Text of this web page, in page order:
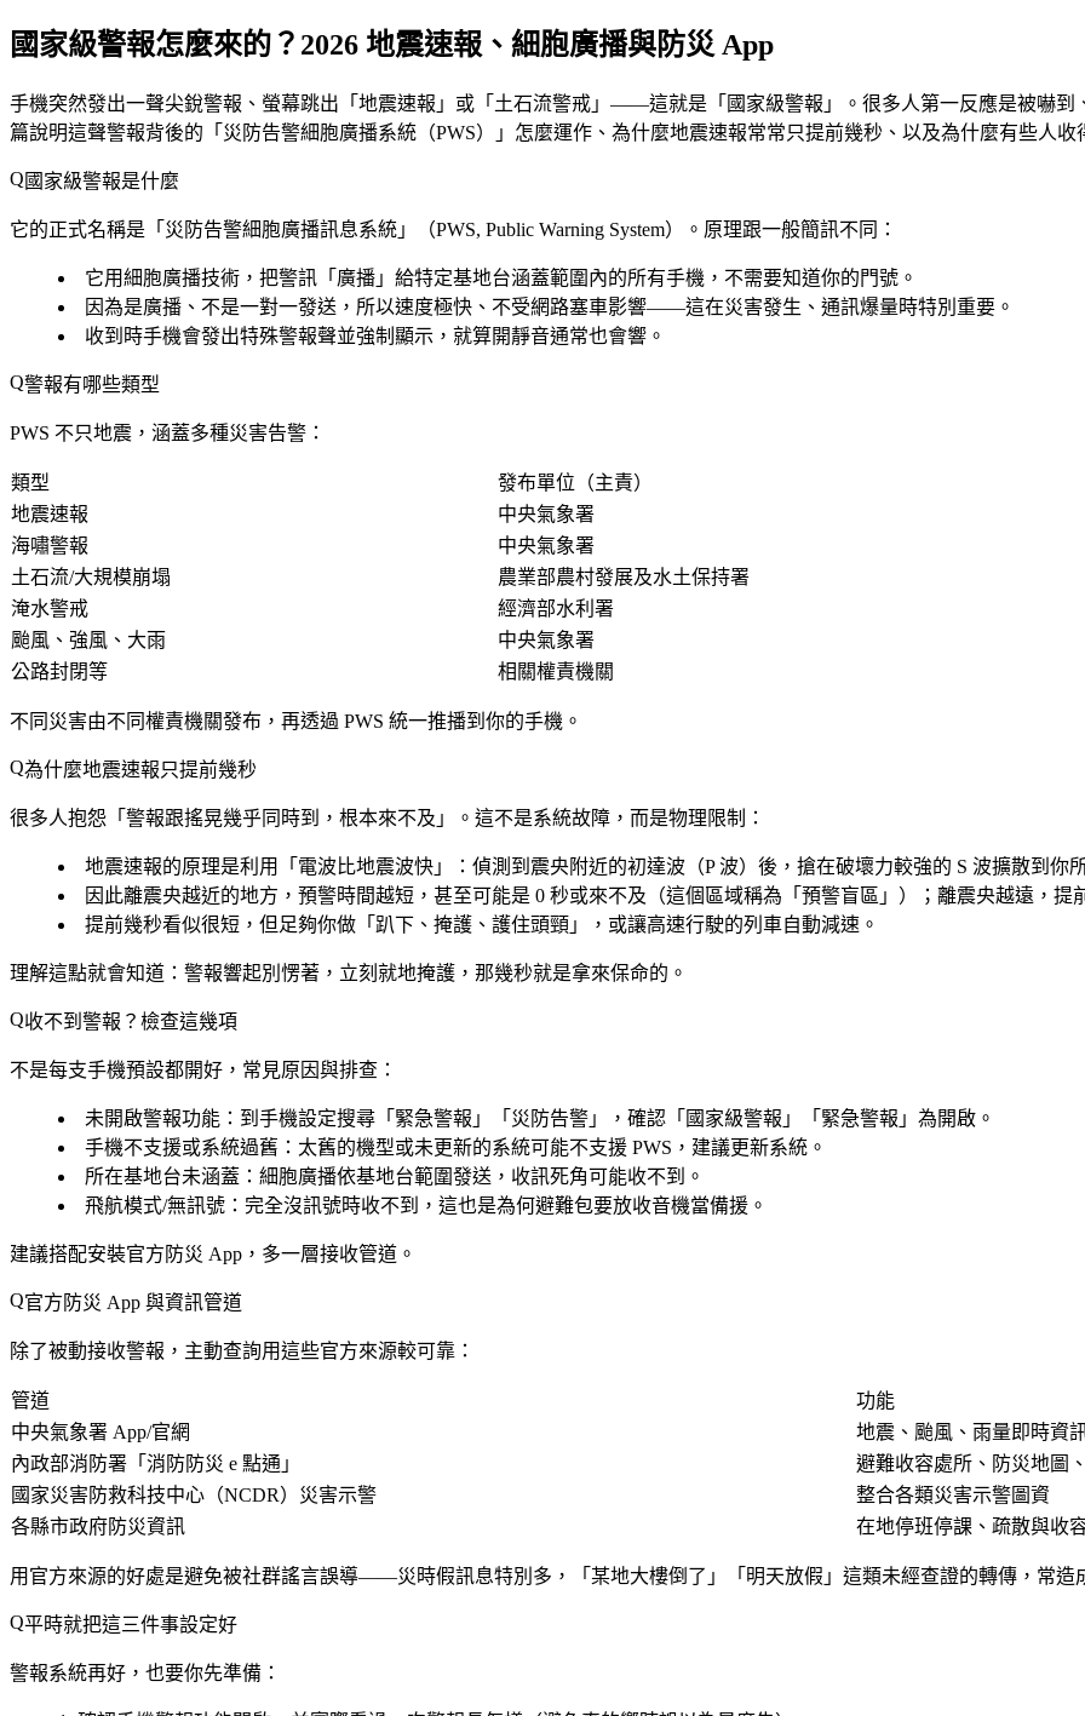
國家級警報怎麼來的？2026 地震速報、細胞廣播與防災 App
手機突然發出一聲尖銳警報、螢幕跳出「地震速報」或「土石流警戒」——這就是「國家級警報」。很多人第一反應是被嚇
篇說明這聲警報背後的「災防告警細胞廣播系統（PWS）」怎麼運作、為什麼地震速報常常只提前幾秒、以及為什麼有些人
國家級警報是什麼
它的正式名稱是「災防告警細胞廣播訊息系統」（PWS, Public Warning System）。原理跟一般簡訊不同：
它用細胞廣播技術，把警訊「廣播」給特定基地台涵蓋範圍內的所有手機，不需要知道你的門號。
因為是廣播、不是一對一發送，所以速度極快、不受網路塞車影響——這在災害發生、通訊爆量時特別重要。
收到時手機會發出特殊警報聲並強制顯示，就算開靜音通常也會響。
警報有哪些類型
PWS 不只地震，涵蓋多種災害告警：
類型 發布單位（主責）
地震速報
中央氣象署
海嘯警報
中央氣象署
土石流/大規模崩塌
農業部農村發展及水土保持署
淹水警戒
經濟部水利署
颱風、強風、大雨
中央氣象署
公路封閉等
相關權責機關
不同災害由不同權責機關發布，再透過 PWS 統一推播到你的手機。
為什麼地震速報只提前幾秒
很多人抱怨「警報跟搖晃幾乎同時到，根本來不及」。這不是系統故障，而是物理限制：
地震速報的原理是利用「 電波比地震波快 」：偵測到震央附近的初達波（P 波）後，搶在破壞力較強的 S 波擴散到你
因此離震央越近的地方，預警時間越短，甚至可能是 0 秒或來不及 （這個區域稱為「預警盲區」）；離震央越遠，提
提前幾秒看似很短，但足夠你做「趴下、掩護、護住頭頸」，或讓高速行駛的列車自動減速。
理解這點就會知道： 警報響起別愣著，立刻就地掩護 ，那幾秒就是拿來保命的。
收不到警報？檢查這幾項
不是每支手機預設都開好，常見原因與排查：
未開啟警報功能 ：到手機設定搜尋「緊急警報」「災防告警」，確認「國家級警報」「緊急警報」為開啟。
手機不支援或系統過舊 ：太舊的機型或未更新的系統可能不支援 PWS，建議更新系統。
所在基地台未涵蓋 ：細胞廣播依基地台範圍發送，收訊死角可能收不到。
飛航模式/無訊號 ：完全沒訊號時收不到，這也是為何避難包要放收音機當備援。
建議搭配安裝官方防災 App，多一層接收管道。
官方防災 App 與資訊管道
除了被動接收警報，主動查詢用這些官方來源較可靠：
管道
功能
中央氣象署 App/官網
地震、颱風、雨量即時資
內政部消防署「消防防災 e 點通」
避難收容處所、防災地圖
國家災害防救科技中心（NCDR）災害示警
整合各類災害示警圖資
各縣市政府防災資訊
在地停班停課、疏散與收
用官方來源的好處是避免被社群謠言誤導——災時假訊息特別多，「某地大樓倒了」「明天放假」這類未經查證的轉傳，常造
平時就把這三件事設定好
警報系統再好，也要你先準備：